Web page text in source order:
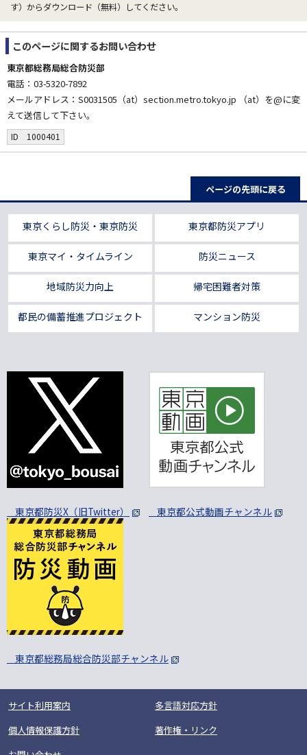
す）からダウンロード（無料）してください。
このページに関するお問い合わせ
東京都総務局総合防災部
電話：03-5320-7892
メールアドレス：S0031505（at）section.metro.tokyo.jp （at）を@に変
えて送信して下さい。
ID 1000401
ページの先頭に戻る
東京くらし防災・東京防災 東京都防災アプリ
東京マイ・タイムライン 防災ニュース
地域防災力向上 帰宅困難者対策
都民の備蓄推進プロジェクト マンション防災
東京都防災X（旧Twitter） 東京都公式動画チャンネル
東京都総務局総合防災部チャンネル
サイト利用案内
多言語対応方針
個人情報保護方針
著作権・リンク